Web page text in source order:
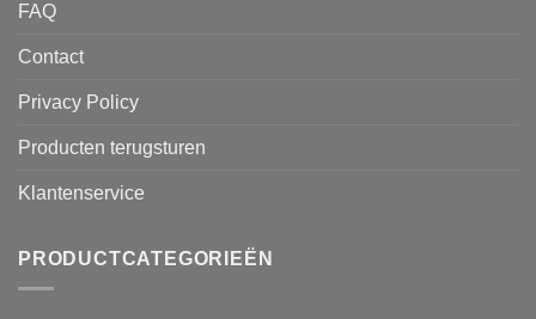
FAQ
Contact
Privacy Policy
Producten terugsturen
Klantenservice
PRODUCTCATEGORIEËN